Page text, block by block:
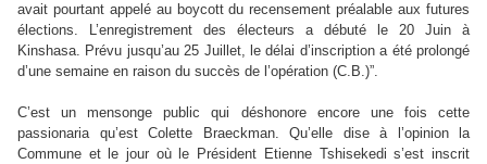
avait pourtant appelé au boycott du recensement préalable aux futures
élections. L’enregistrement des électeurs a débuté le 20 Juin à
Kinshasa. Prévu jusqu’au 25 Juillet, le délai d’inscription a été prolongé
d’une semaine en raison du succès de l’opération (C.B.)”.
C’est un mensonge public qui déshonore encore une fois cette
passionaria qu’est Colette Braeckman. Qu’elle dise à l’opinion la
Commune et le jour où le Président Etienne Tshisekedi s’est inscrit